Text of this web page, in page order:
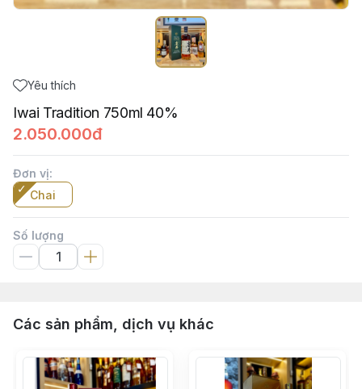
Yêu thích
Iwai Tradition 750ml 40%
2.050.000đ
Đơn vị:
Chai
Số lượng
Các sản phẩm, dịch vụ khác